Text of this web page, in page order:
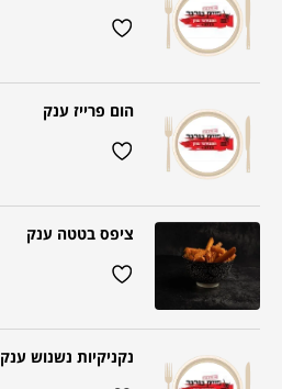
הום פרייז ענק
ציפס בטטה ענק
נקניקיות נשנוש ענק 12 יח